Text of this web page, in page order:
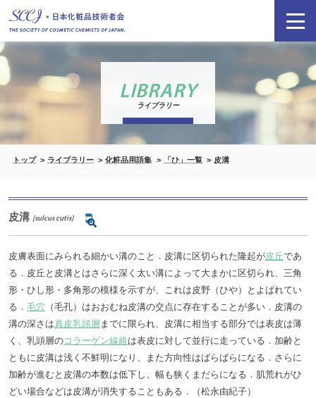
LIBRARY
ライブラリー
トップ ライブラリー 化粧品用語集 「ひ」一覧 皮溝
皮溝 [sulcus cutis]
皮膚表面にみられる細かい溝のこと．皮溝に区切られた隆起が皮丘であ
る．皮丘と皮溝とはさらに深く太い溝によって大まかに区切られ、三角
形・ひし形・多角形の模様を示すが、これは皮野（ひや）とよばれてい
る． 毛穴 （毛孔）はおおむね皮溝の交点に存在することが多い．皮溝の
溝の深さは真皮乳頭層までに限られ、皮溝に相当する部分では表皮は薄
く、乳頭層のコラーゲン線維は表皮に対して並行に走っている．加齢と
ともに皮溝は浅く不鮮明になり、また方向性はばらばらになる．さらに
加齢が進むと皮溝の本数は低下し、幅も狭くまだらになる．肌荒れがひ
どい場合などは皮溝が消失することもある．（松永由紀子）